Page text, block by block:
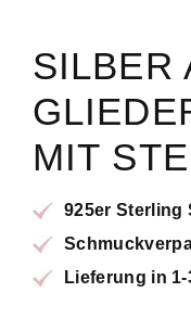
SILBER
MIT
925er Sterling
Lieferung in